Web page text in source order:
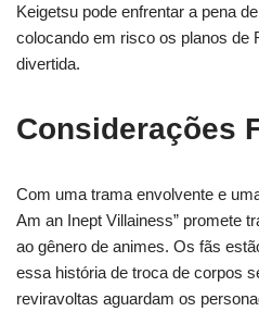
Keigetsu pode enfrentar a pena
colocando em risco os planos de
divertida.
Considerações
Com uma trama envolvente e
Am an Inept Villainess” promete
ao gênero de animes. Os fãs
essa história de troca de corpos
reviravoltas aguardam os